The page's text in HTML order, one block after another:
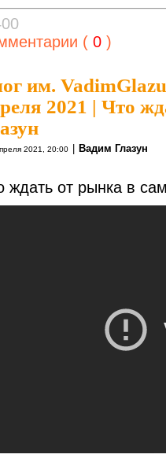
( 0 )
им.
2021 | Что
2021, 20:00 Вадим Глазун
ждать от рынка в